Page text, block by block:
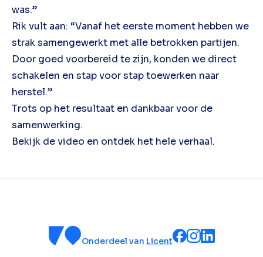
was.”
Rik vult aan: “Vanaf het eerste moment hebben we
strak samengewerkt met alle betrokken partijen.
Door goed voorbereid te zijn, konden we direct
schakelen en stap voor stap toewerken naar
herstel.”
Trots op het resultaat en dankbaar voor de
samenwerking.
Bekijk de video en ontdek het hele verhaal.
Onderdeel van Licent